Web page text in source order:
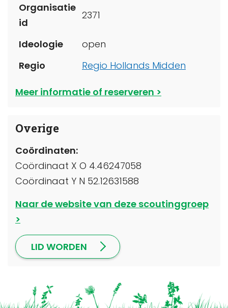
Organisatie
id
2371
Ideologie
open
Regio
Regio Hollands Midden
Meer informatie of reserveren
Overige
Coördinaten:
Coördinaat X O 4.46247058
Coördinaat Y N 52.12631588
Naar de website van deze scoutinggroep
LID WORDEN